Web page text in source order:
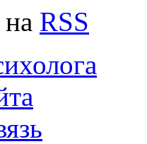
на RSS